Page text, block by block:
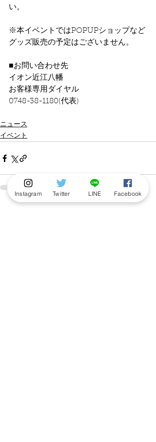
い。
※本イベントではPOPUPショップなど
グッズ販売の予定はございません。
■お問い合わせ先
イオン近江八幡
お客様専用ダイヤル
0748-38-1180(代表)
ニュース
イベント
Instagram Twitter LINE Facebook